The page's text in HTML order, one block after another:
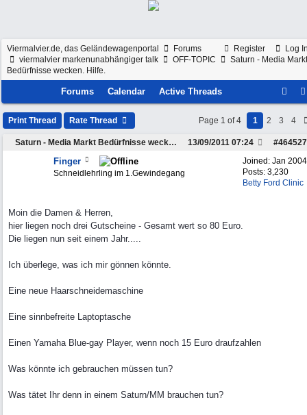
Register Log
Viermalvier.de, das Geländewagenportal
Forums
viermalvier markenunabhängiger talk
OFF-TOPIC
Saturn - Media Markt
Bedürfnisse wecken. Hilfe.
Forums Calendar Active Threads
Print Thread Rate Thread Page 1 of 4 1 2 3 4
Saturn - Media Markt Bedürfnisse wecken. Hilfe. #464527
13/09/2011 07:24
Joined: Jan 2004
Posts: 3,230
Betty Ford Clinic
Finger
Schneidlehrling im 1.Gewindegang
Moin die Damen & Herren,
hier liegen noch drei Gutscheine - Gesamt wert so 80 Euro.
Die liegen nun seit einem Jahr.....
Ich überlege, was ich mir gönnen könnte.
Eine neue Haarschneidemaschine
Eine sinnbefreite Laptoptasche
Einen Yamaha Blue-gay Player, wenn noch 15 Euro draufzahlen
Was könnte ich gebrauchen müssen tun?
Was tätet Ihr denn in einem Saturn/MM brauchen tun?